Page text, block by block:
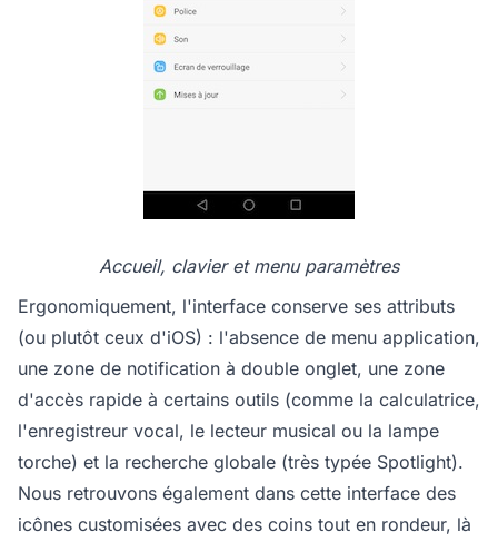
Accueil, clavier et menu paramètres
Ergonomiquement, l'interface conserve ses attributs
(ou plutôt ceux d'iOS) : l'absence de menu application,
une zone de notification à double onglet, une zone
d'accès rapide à certains outils (comme la calculatrice,
l'enregistreur vocal, le lecteur musical ou la lampe
torche) et la recherche globale (très typée Spotlight).
Nous retrouvons également dans cette interface des
icônes customisées avec des coins tout en rondeur, là